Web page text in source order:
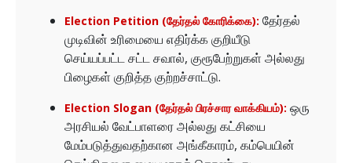
Election Petition (தேர்தல் கோரிக்கை): தேர்தல்
முடிவின் உரிமையை எதிர்க்க குறியீடு
செய்யப்பட்ட சட்ட சவால், குரூபேற்றுகள் அல்லது
பிழைகள் குறித்த குற்றச்சாட்டு.
Election Slogan (தேர்தல் பிரச்சார வாக்கியம்): ஒரு
அரசியல் வேட்பாளரை அல்லது கட்சியை
மேம்படுத்துவதற்கான அங்கீகாரம், கம்பெயின்